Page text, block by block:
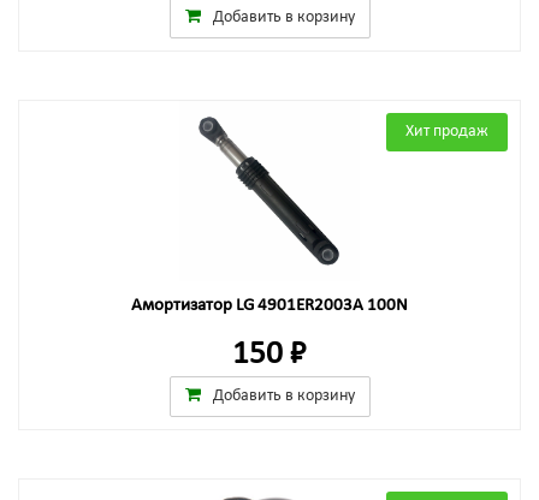
Добавить в корзину
Хит продаж
Амортизатор LG 4901ER2003A 100N
150 ₽
Добавить в корзину